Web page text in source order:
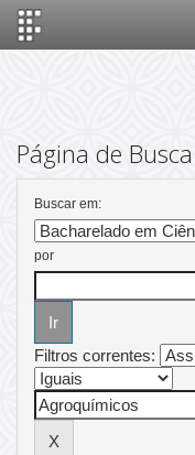
Página de Busca
Buscar em:
por
Filtros correntes: